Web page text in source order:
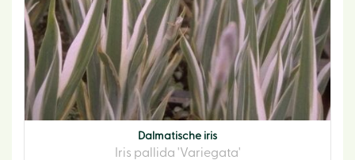
Dalmatische iris
Iris pallida 'Variegata'